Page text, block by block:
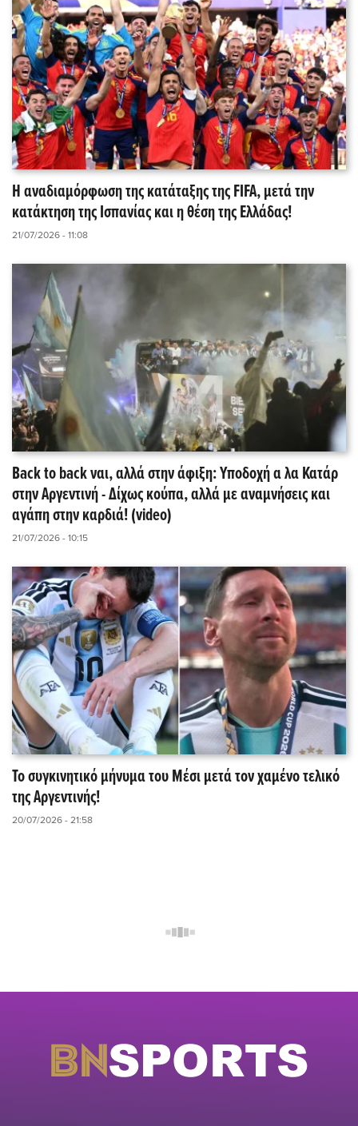
Η αναδιαμόρφωση της κατάταξης της FIFA, μετά την
κατάκτηση της Ισπανίας και η θέση της Ελλάδας!
21/07/2026 - 11:08
Back to back ναι, αλλά στην άφιξη: Υποδοχή α λα Κατάρ
στην Αργεντινή - Δίχως κούπα, αλλά με αναμνήσεις και
αγάπη στην καρδιά! (video)
21/07/2026 - 10:15
Το συγκινητικό μήνυμα του Μέσι μετά τον χαμένο τελικό
της Αργεντινής!
20/07/2026 - 21:58